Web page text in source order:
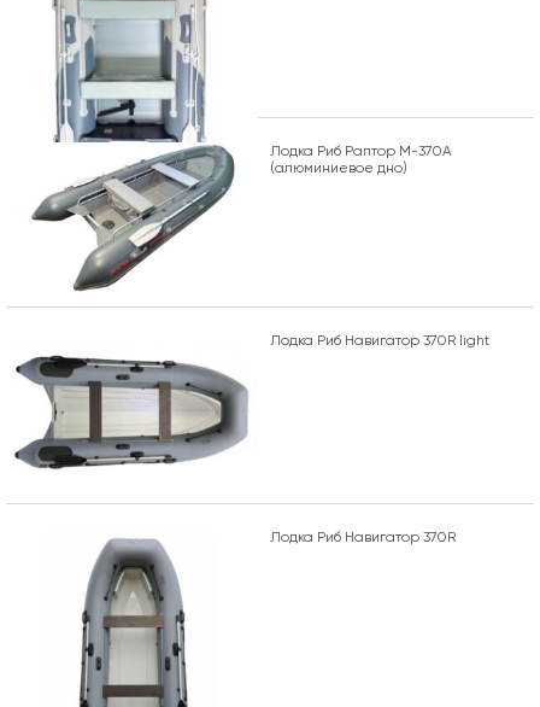
Лодка Риб Раптор М-370А
(алюминиевое дно)
Лодка Риб Навигатор 370R light
Лодка Риб Навигатор 370R